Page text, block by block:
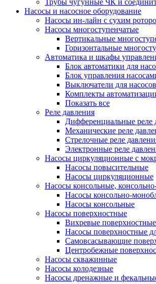
Трубы чугунные ЧК и
Насосы и насосное оборудование
Насосы ин-лайн с сухим
Насосы многоступенчатые
Вертикальные
Горизонтальные
Автоматика и шкафы
Блок автоматики для
Блок управления
Выключатели для насосов
Комплекты
Показать все
Реле давления
Дифференциальные реле
Механические реле
Стрелочные реле
Электронные реле
Насосы циркуляционные с
Насосы повысительные
Насосы циркуляционные
Насосы консольные,
Насосы консольно-
Насосы консольные
Насосы поверхностные
Вихревые
Насосы поверхностные
Самовсасывающие
Центробежные
Насосы скважинные
Насосы колодезные
Насосы дренажные и